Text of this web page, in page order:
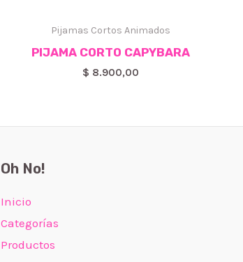
Pijamas Cortos Animados
PIJAMA CORTO CAPYBARA
$ 8.900,00
Oh No!
Inicio
Categorías
Productos